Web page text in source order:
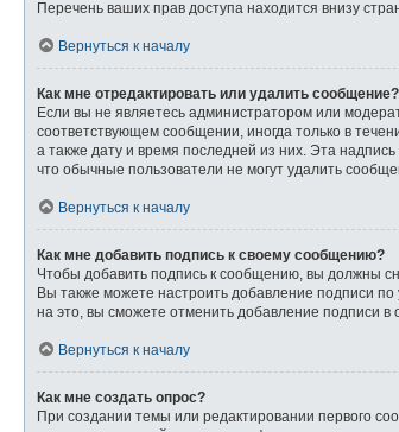
Перечень ваших прав доступа находится внизу
Вернуться к началу
Как мне отредактировать или удалить сообщение?
Если вы не являетесь администратором или
соответствующем сообщении, иногда только в
а также дату и время последней из них. Эта
что обычные пользователи не могут удалить
Вернуться к началу
Как мне добавить подпись к своему сообщению?
Чтобы добавить подпись к сообщению, вы должны
Вы также можете настроить добавление подписи
на это, вы сможете отменить добавление подписи
Вернуться к началу
Как мне создать опрос?
При создании темы или редактировании первого